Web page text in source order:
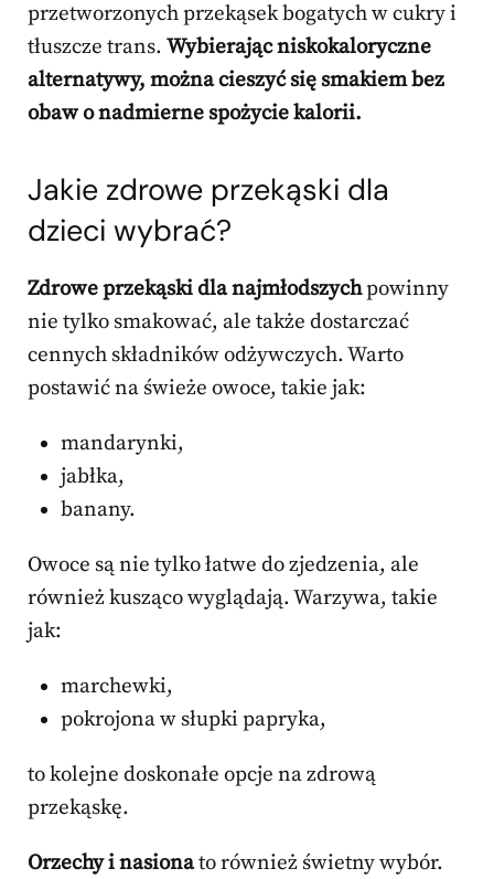
przetworzonych przekąsek bogatych w cukry i
tłuszcze trans. Wybierając niskokaloryczne
alternatywy, można cieszyć się smakiem bez
obaw o nadmierne spożycie kalorii.
Jakie zdrowe przekąski dla
dzieci wybrać?
Zdrowe przekąski dla najmłodszychpowinny
nie tylko smakować, ale także dostarczać
cennych składników odżywczych. Warto
postawić na świeże owoce, takie jak:
mandarynki,
jabłka,
banany.
Owoce są nie tylko łatwe do zjedzenia, ale
również kusząco wyglądają. Warzywa, takie
jak:
marchewki,
pokrojona w słupki papryka,
to kolejne doskonałe opcje na zdrową
przekąskę.
Orzechy i nasionato również świetny wybór.